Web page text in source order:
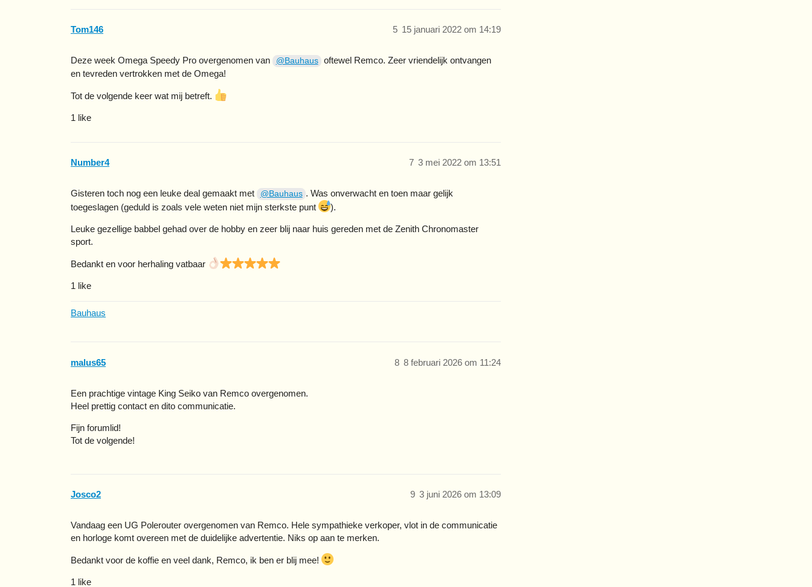
Tom146 15 januari 2022 om 14:19
5
Deze week Omega Speedy Pro overgenomen van @Bauhaus oftewel Remco. Zeer vriendelijk ontvangen
en tevreden vertrokken met de Omega!
Tot de volgende keer wat mij betreft.
1 like
Number4 3 mei 2022 om 13:51
7
Gisteren toch nog een leuke deal gemaakt met @Bauhaus . Was onverwacht en toen maar gelijk
toegeslagen (geduld is zoals vele weten niet mijn sterkste punt
).
Leuke gezellige babbel gehad over de hobby en zeer blij naar huis gereden met de Zenith Chronomaster
sport.
Bedankt en voor herhaling vatbaar
1 like
Bauhaus
malus65 8 februari 2026 om 11:24
8
Een prachtige vintage King Seiko van Remco overgenomen.
Heel prettig contact en dito communicatie.
Fijn forumlid!
Tot de volgende!
Josco2 3 juni 2026 om 13:09
9
Vandaag een UG Polerouter overgenomen van Remco. Hele sympathieke verkoper, vlot in de communicatie
en horloge komt overeen met de duidelijke advertentie. Niks op aan te merken.
Bedankt voor de koffie en veel dank, Remco, ik ben er blij mee!
1 like